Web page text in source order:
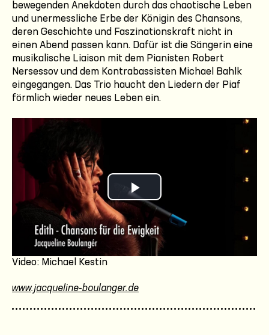
bewegenden Anekdoten durch das chaotische Leben
und unermessliche Erbe der Königin des Chansons,
deren Geschichte und Faszinationskraft nicht in
einen Abend passen kann. Dafür ist die Sängerin eine
musikalische Liaison mit dem Pianisten Robert
Nersessov und dem Kontrabassisten Michael Bahlk
eingegangen. Das Trio haucht den Liedern der Piaf
förmlich wieder neues Leben ein.
Play
Video
Video: Michael Kestin
www.jacqueline-boulanger.de